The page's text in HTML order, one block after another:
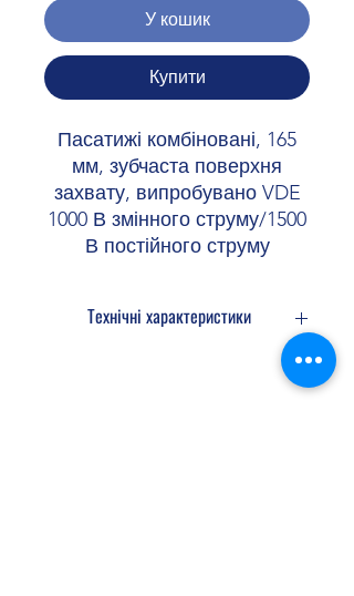
У кошик
Купити
Пасатижі комбіновані, 165
мм, зубчаста поверхня
захвату, випробувано VDE
1000 В змінного струму/1500
В постійного струму
Технічні характеристики